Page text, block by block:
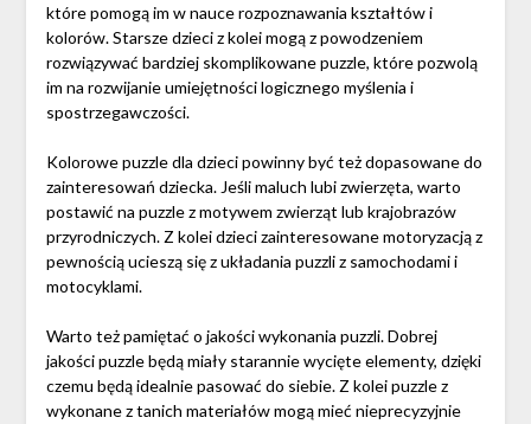
które pomogą im w nauce rozpoznawania kształtów i
kolorów. Starsze dzieci z kolei mogą z powodzeniem
rozwiązywać bardziej skomplikowane puzzle, które pozwolą
im na rozwijanie umiejętności logicznego myślenia i
spostrzegawczości.
Kolorowe puzzle dla dzieci powinny być też dopasowane do
zainteresowań dziecka. Jeśli maluch lubi zwierzęta, warto
postawić na puzzle z motywem zwierząt lub krajobrazów
przyrodniczych. Z kolei dzieci zainteresowane motoryzacją z
pewnością ucieszą się z układania puzzli z samochodami i
motocyklami.
Warto też pamiętać o jakości wykonania puzzli. Dobrej
jakości puzzle będą miały starannie wycięte elementy, dzięki
czemu będą idealnie pasować do siebie. Z kolei puzzle z
wykonane z tanich materiałów mogą mieć nieprecyzyjnie